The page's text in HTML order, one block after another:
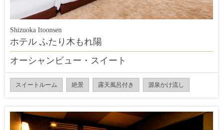
Shizuoka Itoonsen
ホテル ふたり木もれ陽
オーシャンビュー・スイート
スイートルーム 絶景 露天風呂付き 源泉かけ流し